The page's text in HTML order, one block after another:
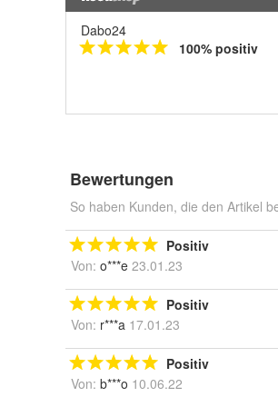
Dabo24
100% positiv
Bewertungen
So haben Kunden, die den Artikel
Positiv
Von: o***e 23.01.23
Positiv
Von: r***a 17.01.23
Positiv
Von: b***o 10.06.22